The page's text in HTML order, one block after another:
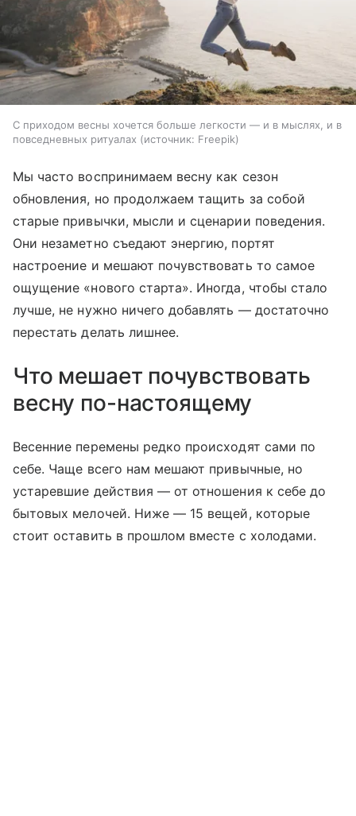
С приходом весны хочется больше легкости — и в мыслях, и в
повседневных ритуалах
источник: Freepik
Мы часто воспринимаем весну как сезон
обновления, но продолжаем тащить за собой
старые привычки, мысли и сценарии поведения.
Они незаметно съедают энергию, портят
настроение и мешают почувствовать то самое
ощущение «нового старта». Иногда, чтобы стало
лучше, не нужно ничего добавлять — достаточно
перестать делать лишнее.
Что мешает почувствовать
весну по-настоящему
Весенние перемены редко происходят сами по
себе. Чаще всего нам мешают привычные, но
устаревшие действия — от отношения к себе до
бытовых мелочей. Ниже — 15 вещей, которые
стоит оставить в прошлом вместе с холодами.